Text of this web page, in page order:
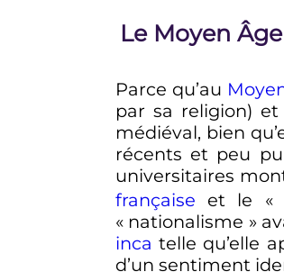
Le Moyen Âge
Parce qu’au
par sa religion) et
médiéval, bien
récents et peu
universitaires
française et le «
« nationalisme »
inca telle qu’elle
d’un sentiment